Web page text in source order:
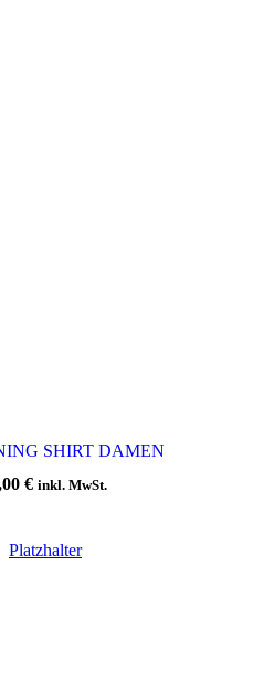
SHIRT DAMEN
€ inkl. MwSt.